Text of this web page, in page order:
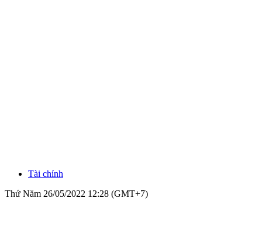
Tài chính
Thứ Năm 26/05/2022 12:28 (GMT+7)